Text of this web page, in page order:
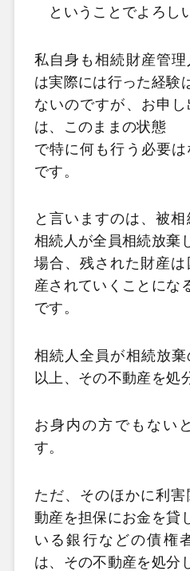
ということでよろし
私自身も相続財産管
は実際には行った経験
ないのですが、お申
は、
このままの状態
で特に何も行う必要
です。
と言いますのは、被相
相続人が全員相続放棄
場合、残された財産
産されていくことにな
です。
相続人全員が相続放
以上、その不動産を処
お身内の方でもない
す。
ただ、そのほかに利
動産を担保にお金を貸
いる銀行などの債権
は、 その不動産を処分